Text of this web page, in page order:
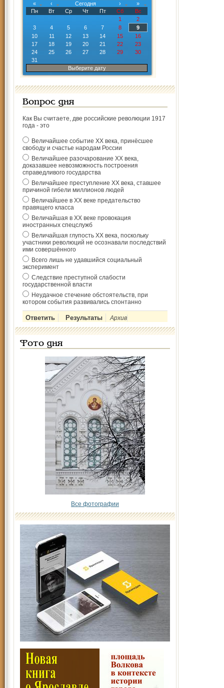
«
‹ Сегодня ›
»
Пн
Вт Ср Чт Пт Сб
Вс
1
2
3
4 5 6 7 8
9
10
11 12 13 14 15
16
17
18 19 20 21 22
23
24
25 26 27 28 29
30
31
Выберите дату
Вопрос дня
Как Вы считаете, две российские революции 1917
года - это
Величайшее событие ХХ века, принёсшее
свободу и счастье народам России
Величайшее разочарование ХХ века,
доказавшее невозможность построения
справедливого государства
Величайшее преступление ХХ века, ставшее
причиной гибели миллионов людей
Величайшее в ХХ веке предательство
правящего класса
Величайшая в ХХ веке провокация
иностранных спецслужб
Величайшая глупость ХХ века, поскольку
участники революций не осознавали последствий
ими совершённого
Всего лишь не удавшийся социальный
эксперимент
Следствие преступной слабости
государственной власти
Неудачное стечение обстоятельств, при
котором события развивались спонтанно
Архив
Фото дня
Все фотографии